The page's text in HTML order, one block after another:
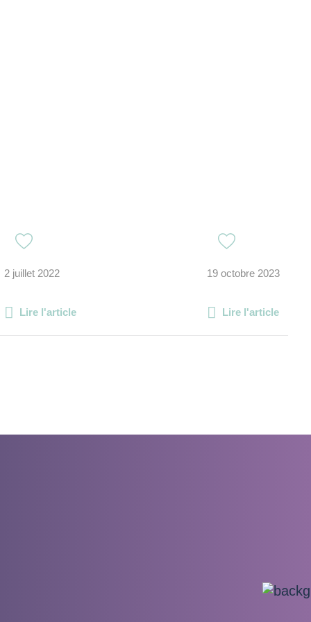
2 juillet 2022
Lire l'article
19 octobre 2023
Lire l'article